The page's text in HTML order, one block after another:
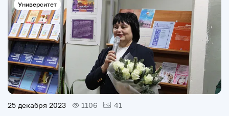
Университет
25 декабря 2023 1106 41